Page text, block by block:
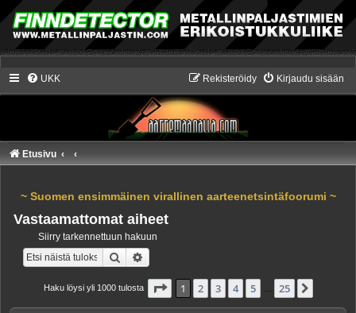
UKK Kirjaudu sisään
Rekisteröidy
Etusivu
~ Suomen ensimmäinen virallinen aarteenetsintäfoorumi ~
Vastaamattomat aiheet
Siirry tarkennettuun hakuun
Etsi
Haku löysi yli 1000 tulosta Sivu /25
1 2 3 4 5 25